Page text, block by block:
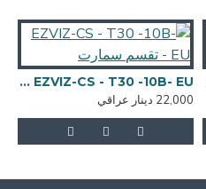
EZVIZ-CS - T30 -10B- EU - تقسم سمارت
22,000 دينار عراقي